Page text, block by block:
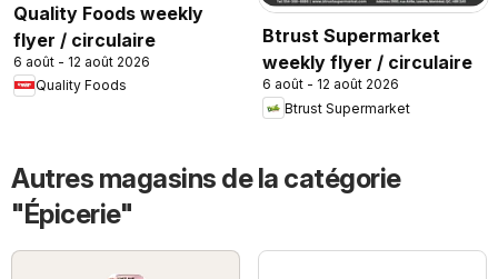
Quality Foods weekly
flyer / circulaire
6 août - 12 août 2026
Quality Foods
Btrust Supermarket
weekly flyer / circulaire
6 août - 12 août 2026
Btrust Supermarket
Autres magasins de la catégorie
"Épicerie"